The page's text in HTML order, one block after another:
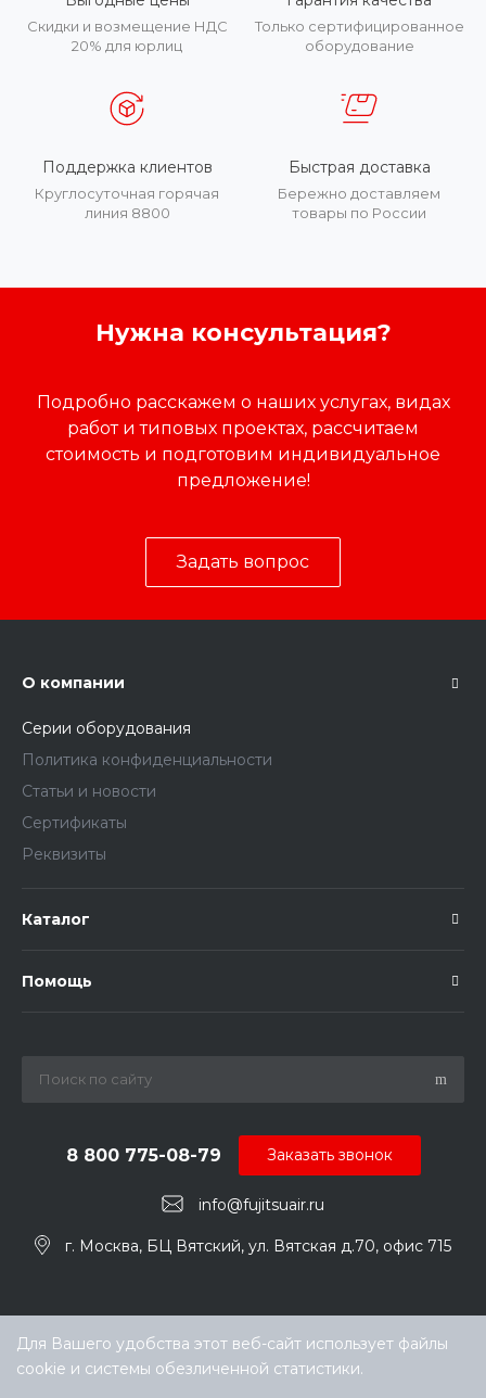
Скидки и возмещение НДС
20% для юрлиц
Только сертифицированное
оборудование
Поддержка клиентов
Круглосуточная горячая
линия 8800
Быстрая доставка
Бережно доставляем
товары по России
Нужна консультация?
Подробно расскажем о наших услугах, видах
работ и типовых проектах, рассчитаем
стоимость и подготовим индивидуальное
предложение!
Задать вопрос
О компании
Серии оборудования
Политика конфиденциальности
Статьи и новости
Сертификаты
Реквизиты
Каталог
Помощь
info@fujitsuair.ru
8 800 775-08-79
г. Москва, БЦ Вятский, ул. Вятская д.70, офис 715
Заказать звонок
Для Вашего удобства этот веб-сайт использует файлы
cookie и системы обезличенной статистики.